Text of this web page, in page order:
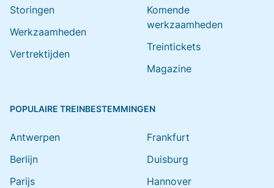
Storingen
Werkzaamheden
Vertrektijden
Komende
werkzaamheden
Treintickets
Magazine
POPULAIRE TREINBESTEMMINGEN
Antwerpen
Berlijn
Parijs
Frankfurt
Duisburg
Hannover